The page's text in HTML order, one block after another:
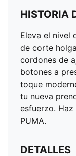
HISTORIA
Eleva el nivel
de corte
cordones de
botones a
toque
tu nueva
esfuerzo.
PUMA.
DETALLES